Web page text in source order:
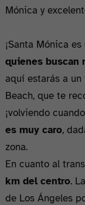
Mónica y
¡Santa Mónica es
quienes buscan
aquí estarás a
Beach, que te
¡volviendo
es muy caro,
zona.
En cuanto al
km del centro.
de Los Ángeles